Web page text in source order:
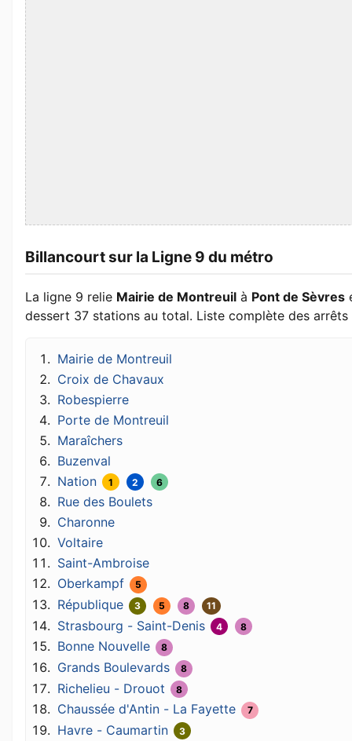
Billancourt sur la Ligne 9 du métro
La ligne 9 relie Mairie de Montreuil à Pont de Sèvres
dessert 37 stations au total. Liste complète des arrêts
Mairie de Montreuil
Croix de Chavaux
Robespierre
Porte de Montreuil
Maraîchers
Buzenval
Nation
1 2 6
Rue des Boulets
Charonne
Voltaire
Saint-Ambroise
Oberkampf
5
République 3 5 8 11
Strasbourg - Saint-Denis 4 8
Bonne Nouvelle 8
Grands Boulevards 8
Richelieu - Drouot 8
Chaussée d'Antin - La Fayette 7
Havre - Caumartin 3